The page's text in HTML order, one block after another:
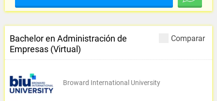
Comparar
Bachelor en Administración de
Empresas (Virtual)
Broward International University